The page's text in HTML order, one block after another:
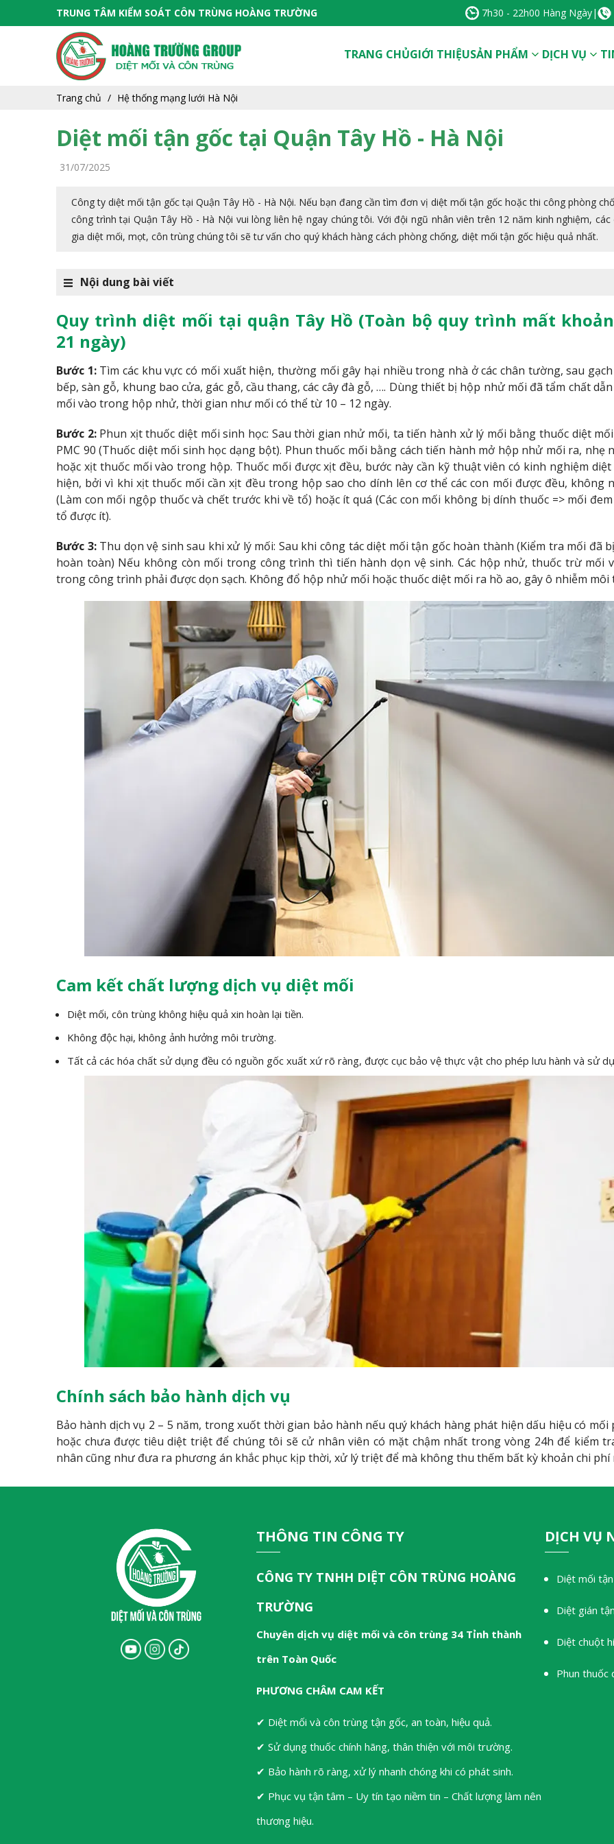
TRUNG TÂM KIỂM SOÁT CÔN TRÙNG HOÀNG TRƯỜNG 7h30 - 22h00 Hàng Ngày|
TRANG CHỦGIỚI THIỆUSẢN PHẨM DỊCH VỤ
Trang chủ Hệ thống mạng lưới Hà Nội
Diệt mối tận gốc tại Quận Tây Hồ - Hà Nội
31/07/2025
Công ty diệt mối tận gốc tại Quận Tây Hồ - Hà Nội. Nếu bạn đang cần tìm đơn vị diệt mối tận gốc hoặc thi công phòng
công trình tại Quận Tây Hồ - Hà Nội vui lòng liên hệ ngay chúng tôi. Với đội ngũ nhân viên trên 12 năm kinh nghiệm, các
gia diệt mối, mọt, côn trùng chúng tôi sẽ tư vấn cho quý khách hàng cách phòng chống, diệt mối tận gốc hiệu quả nhất.
Nội dung bài viết
Quy trình diệt mối tại quận Tây Hồ (Toàn bộ quy trình mất
21 ngày)
Bước 1:Tìm các khu vực có mối xuất hiện, thường mối gây hại nhiều trong nhà ở các chân tường, sau
bếp, sàn gỗ, khung bao cửa, gác gỗ, cầu thang, các cây đà gỗ, …. Dùng thiết bị hộp nhử mối đã tẩm chất
mối vào trong hộp nhử, thời gian như mối có thể từ 10 – 12 ngày.
Bước 2:Phun xịt thuốc diệt mối sinh học: Sau thời gian nhử mối, ta tiến hành xử lý mối bằng thuốc diệt
PMC 90 (Thuốc diệt mối sinh học dạng bột). Phun thuốc mối bằng cách tiến hành mở hộp nhử mối ra, nhẹ
hoặc xịt thuốc mối vào trong hộp. Thuốc mối được xịt đều, bước này cần kỹ thuật viên có kinh nghiệm
hiện, bởi vì khi xịt thuốc mối cần xịt đều trong hộp sao cho dính lên cơ thể các con mối được đều, không
(Làm con mối ngộp thuốc và chết trước khi về tổ) hoặc ít quá (Các con mối không bị dính thuốc => mối
tổ được ít).
Bước 3: Thu dọn vệ sinh sau khi xử lý mối: Sau khi công tác diệt mối tận gốc hoàn thành (Kiểm tra mối đã
hoàn toàn) Nếu không còn mối trong công trình thì tiến hành dọn vệ sinh. Các hộp nhử, thuốc trừ mối
trong công trình phải được dọn sạch. Không đổ hộp nhử mối hoặc thuốc diệt mối ra hồ ao, gây ô nhiễm
Cam kết chất lượng dịch vụ diệt mối
Diệt mối, côn trùng không hiệu quả xin hoàn lại tiền.
Không độc hại, không ảnh hưởng môi trường.
Tất cả các hóa chất sử dụng đều có nguồn gốc xuất xứ rõ ràng, được cục bảo vệ thực vật cho phép lưu hành và sử
Chính sách bảo hành dịch vụ
Bảo hành dịch vụ 2 – 5 năm, trong xuốt thời gian bảo hành nếu quý khách hàng phát hiện dấu hiệu có mối
hoặc chưa được tiêu diệt triệt để chúng tôi sẽ cử nhân viên có mặt chậm nhất trong vòng 24h để kiểm
nhân cũng như đưa ra phương án khắc phục kịp thời, xử lý triệt để mà không thu thếm bất kỳ khoản chi phí
THÔNG TIN CÔNG TY
CÔNG TY TNHH DIỆT CÔN TRÙNG HOÀNG
TRƯỜNG
Chuyên dịch vụ diệt mối và côn trùng 34 Tỉnh thành
trên Toàn Quốc
PHƯƠNG CHÂM CAM KẾT
✔ Diệt mối và côn trùng tận gốc, an toàn, hiệu quả.
✔ Sử dụng thuốc chính hãng, thân thiện với môi trường.
✔ Bảo hành rõ ràng, xử lý nhanh chóng khi có phát sinh.
✔ Phục vụ tận tâm – Uy tín tạo niềm tin – Chất lượng làm nên
thương hiệu.
DỊCH VỤ
Diệt mối
Diệt gián
Diệt chuột
Phun thuốc